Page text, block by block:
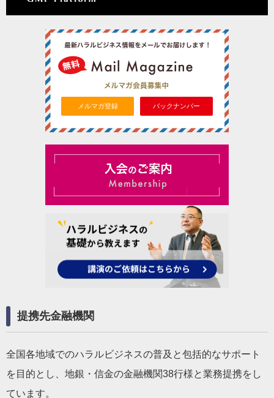
メルマガ登録 バックナンバー
提携先金融機関
全国各地域でのハラルビジネスの普及と包括的なサポート
を目的とし、地銀・信金の金融機関38行様と業務提携をし
ています。